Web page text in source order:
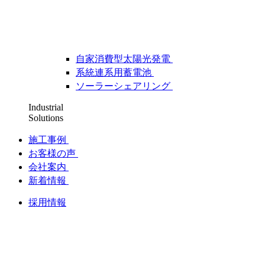
自家消費型太陽光発電
系統連系用蓄電池
ソーラーシェアリング
Industrial
Solutions
施工事例
お客様の声
会社案内
新着情報
採用情報